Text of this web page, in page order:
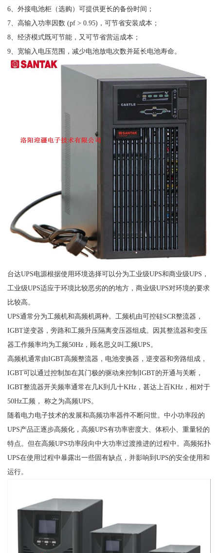
6、外接电池柜（选购）可提供更长的备份时间；
7、高输入功率因数 (pf > 0.95)，可节省安装成本；
8、经济模式既可节能，又可节省营运成本；
9、宽输入电压范围，减少电池放电次数并延长电池寿命。
台达UPS电源根据使用环境选择可以分为工业级UPS和商业级UPS，
工业级UPS适应于环境比较恶劣的的地方，商业级UPS对环境的要求
比较高。
UPS通常分为工频机和高频机两种。工频机由可控硅SCR整流器，
IGBT逆变器，旁路和工频升压隔离变压器组成。因其整流器和变压
器工作频率均为工频50Hz，顾名思义叫工频UPS。
高频机通常由IGBT高频整流器，电池变换器，逆变器和旁路组成，
IGBT可以通过控制加在其门极的驱动来控制IGBT的开通与关断，
IGBT整流器开关频率通常在几K到几十KHz，甚达上百KHz，相对于
50Hz工频， 称之为高频UPS。
随着电力电子技术的发展和高频功率器件不断问世。中小功率段的
UPS产品正逐步高频化，高频UPS有功率密度大、体积小、重量轻的
特点。但在高频UPS功率段向中大功率过渡推进的过程中。高频拓扑
UPS在使用过程中暴露出一些固有缺点，并影响到UPS的安全使用和
运行。